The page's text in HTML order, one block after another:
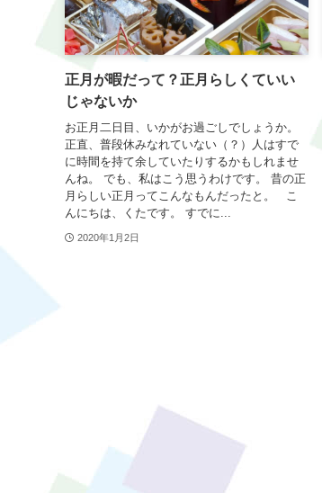
正月が暇だって？正月らしくていい
じゃないか
お正月二日目、いかがお過ごしでしょうか。
正直、普段休みなれていない（？）人はすで
に時間を持て余していたりするかもしれませ
んね。 でも、私はこう思うわけです。 昔の正
月らしい正月ってこんなもんだったと。 こ
んにちは、くたです。 すでに...
2020年1月2日